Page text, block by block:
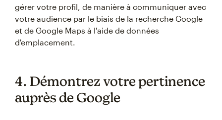
gérer votre profil, de manière à communiquer avec
votre audience par le biais de la recherche Google
et de Google Maps à l'aide de données
d'emplacement.
4. Démontrez votre pertinence
auprès de Google